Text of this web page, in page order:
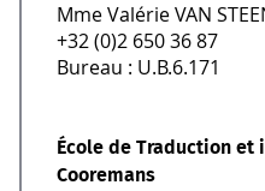
Mme Valérie VAN
+32 (0)2 650 36 87
Bureau : U.B.6.171
École de Traduction
Cooremans